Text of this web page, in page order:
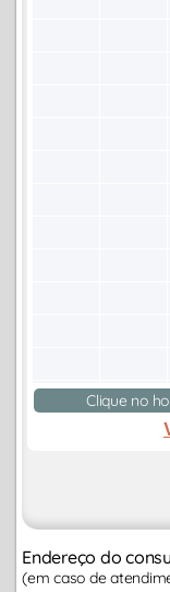
Clique no
Endereço do
(em caso de